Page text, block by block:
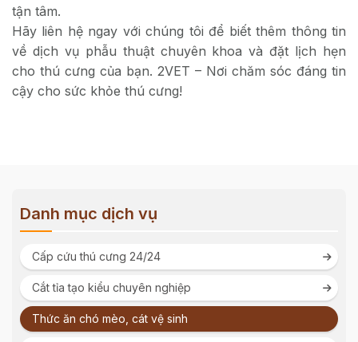
tận tâm.
Hãy liên hệ ngay với chúng tôi để biết thêm thông tin
về dịch vụ phẫu thuật chuyên khoa và đặt lịch hẹn
cho thú cưng của bạn. 2VET – Nơi chăm sóc đáng tin
cậy cho sức khỏe thú cưng!
Danh mục dịch vụ
Cấp cứu thú cưng 24/24
Cắt tỉa tạo kiểu chuyên nghiệp
Thức ăn chó mèo, cát vệ sinh